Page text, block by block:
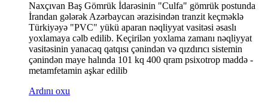
Naxçıvan Baş Gömrük İdarəsinin "Culfa" gömrük postunda
İrandan gələrək Azərbaycan ərazisindən tranzit keçməklə
Türkiyəyə "PVC" yükü aparan nəqliyyat vasitəsi əsaslı
yoxlamaya cəlb edilib. Keçirilən yoxlama zamanı nəqliyyat
vasitəsinin yanacaq qatqısı çənindən və qızdırıcı sistemin
çənindən maye halında 101 kq 400 qram psixotrop maddə -
metamfetamin aşkar edilib
Ardını oxu